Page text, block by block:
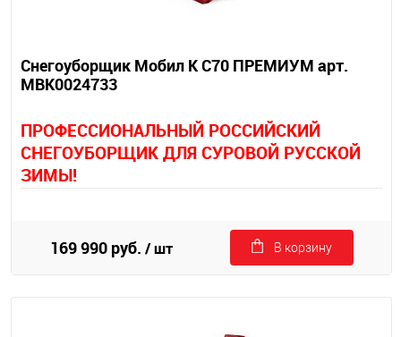
Снегоуборщик Мобил К С70 ПРЕМИУМ арт.
MBK0024733
ПРОФЕССИОНАЛЬНЫЙ РОССИЙСКИЙ
СНЕГОУБОРЩИК ДЛЯ СУРОВОЙ РУССКОЙ
ЗИМЫ!
169 990 руб. / шт В корзину